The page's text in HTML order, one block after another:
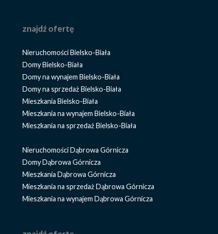
znajdź ofertę
Nieruchomości Bielsko-Biała
Domy Bielsko-Biała
Domy na wynajem Bielsko-Biała
Domy na sprzedaż Bielsko-Biała
Mieszkania Bielsko-Biała
Mieszkania na wynajem Bielsko-Biała
Mieszkania na sprzedaż Bielsko-Biała
Nieruchomości Dąbrowa Górnicza
Domy Dąbrowa Górnicza
Mieszkania Dąbrowa Górnicza
Mieszkania na sprzedaż Dąbrowa Górnicza
Mieszkania na wynajem Dąbrowa Górnicza